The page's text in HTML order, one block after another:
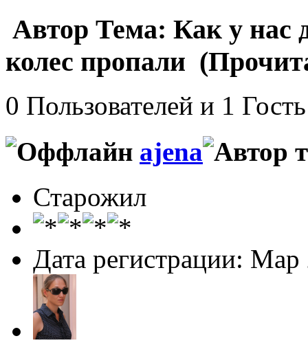
Автор Тема: Как у нас
колес пропали
0 Пользователей и 1
ajena
Старожил
Дата регистрации: Мар